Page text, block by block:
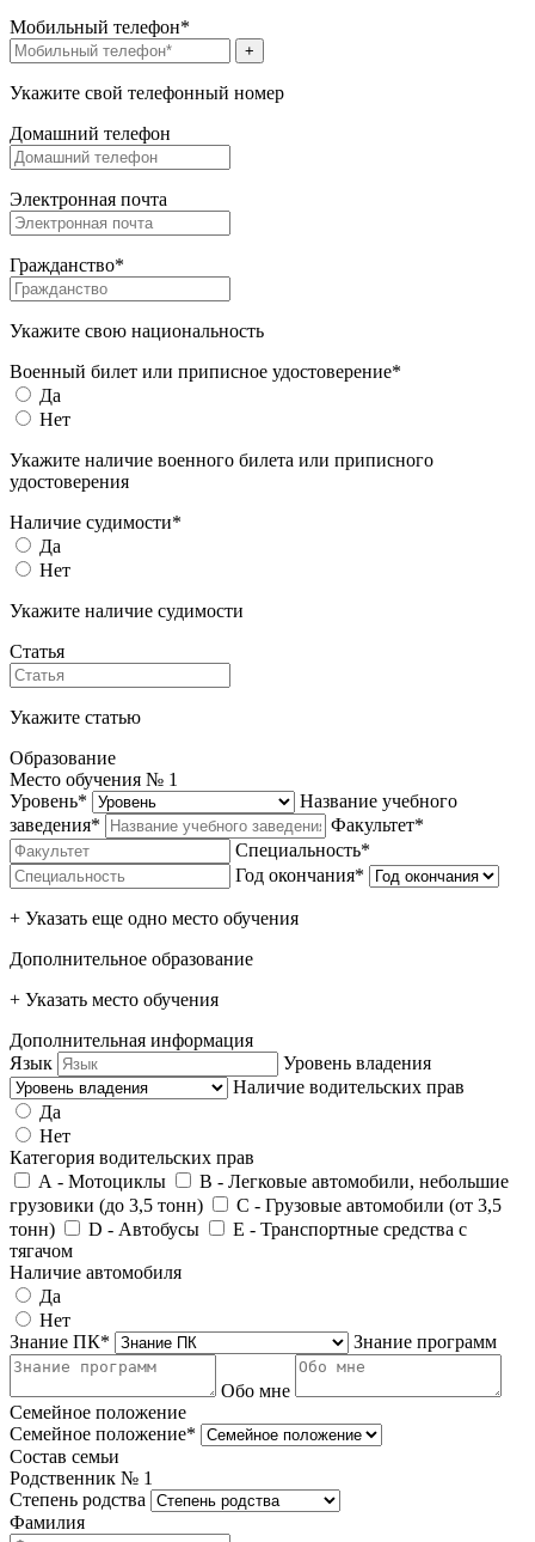
Мобильный телефон*
+
Укажите свой телефонный номер
Домашний телефон
Электронная почта
Гражданство*
Укажите свою национальность
Военный билет или приписное удостоверение*
Да
Нет
Укажите наличие военного билета или приписного
удостоверения
Наличие судимости*
Да
Нет
Укажите наличие судимости
Статья
Укажите статью
Образование
Место обучения № 1
Уровень*
Название учебного
заведения*
Факультет*
Специальность*
Год окончания*
+ Указать еще одно место обучения
Дополнительное образование
+ Указать место обучения
Дополнительная информация
Язык
Уровень владения
Наличие водительских прав
Да
Нет
Категория водительских прав
А - Мотоциклы
В - Легковые автомобили, небольшие
грузовики (до 3,5 тонн)
С - Грузовые автомобили (от 3,5
тонн)
D - Автобусы
E - Транспортные средства с
тягачом
Наличие автомобиля
Да
Нет
Знание ПК*
Знание программ
Обо мне
Семейное положение
Семейное положение*
Состав семьи
Родственник № 1
Степень родства
Фамилия